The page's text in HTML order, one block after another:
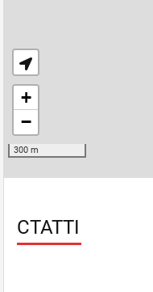
СТАТТІ